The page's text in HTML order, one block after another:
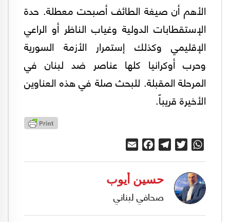
الأهم أن صيغة الطائف أصبحت معطلة. حدة
الإستقطابات الدولية وغياب الناظر أو الراعي
الإقليمي وكذلك إستمرار الأزمة السورية
وحرب أوكرانيا كلها عناصر ضد لبنان في
المرحلة المقبلة. للبحث صلة في هذه العناوين
الأخيرة قريباً.
WhatsApp
Twitter
Telegram
Facebook
حسين أيوب
صحافي لبناني